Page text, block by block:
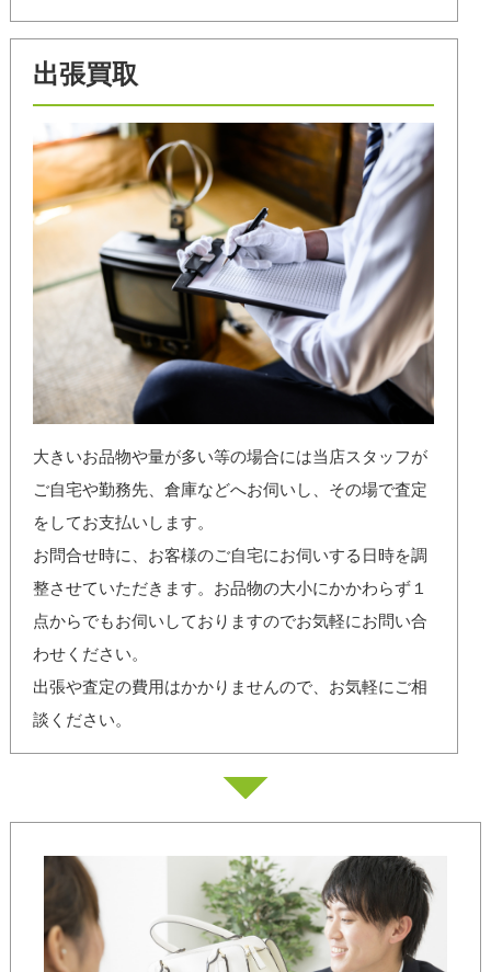
出張買取
大きいお品物や量が多い等の場合には当店スタッフが
ご自宅や勤務先、倉庫などへお伺いし、その場で査定
をしてお支払いします。
お問合せ時に、お客様のご自宅にお伺いする日時を調
整させていただきます。お品物の大小にかかわらず１
点からでもお伺いしておりますのでお気軽にお問い合
わせください。
出張や査定の費用はかかりませんので、お気軽にご相
談ください。